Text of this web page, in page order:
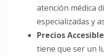
atención médica
especializadas y
Precios
tiene que ser un